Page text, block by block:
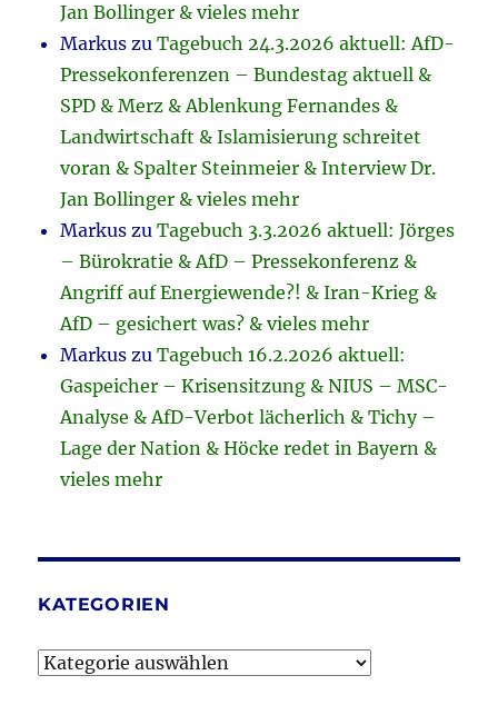
Jan Bollinger & vieles mehr
Markus zuTagebuch 24.3.2026 aktuell: AfD-
Pressekonferenzen – Bundestag aktuell &
SPD & Merz & Ablenkung Fernandes &
Landwirtschaft & Islamisierung schreitet
voran & Spalter Steinmeier & Interview Dr.
Jan Bollinger & vieles mehr
Markus zuTagebuch 3.3.2026 aktuell: Jörges
– Bürokratie & AfD – Pressekonferenz &
Angriff auf Energiewende?! & Iran-Krieg &
AfD – gesichert was? & vieles mehr
Markus zuTagebuch 16.2.2026 aktuell:
Gaspeicher – Krisensitzung & NIUS – MSC-
Analyse & AfD-Verbot lächerlich & Tichy –
Lage der Nation & Höcke redet in Bayern &
vieles mehr
KATEGORIEN
Kategorien